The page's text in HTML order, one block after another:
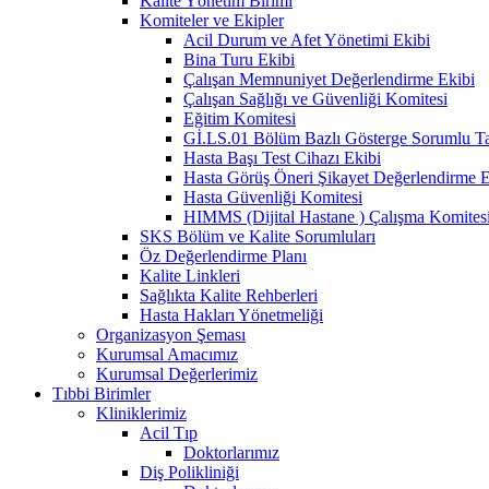
Komiteler ve Ekipler
Acil Durum ve Afet Yönetimi Ekibi
Bina Turu Ekibi
Çalışan Memnuniyet Değerlendirme Ekibi
Çalışan Sağlığı ve Güvenliği Komitesi
Eğitim Komitesi
Gİ.LS.01 Bölüm Bazlı Gösterge Sorumlu
Hasta Başı Test Cihazı Ekibi
Hasta Görüş Öneri Şikayet Değerlendirme
Hasta Güvenliği Komitesi
HIMMS (Dijital Hastane ) Çalışma Komitesi
SKS Bölüm ve Kalite Sorumluları
Öz Değerlendirme Planı
Kalite Linkleri
Sağlıkta Kalite Rehberleri
Hasta Hakları Yönetmeliği
Organizasyon Şeması
Kurumsal Amacımız
Kurumsal Değerlerimiz
Tıbbi Birimler
Kliniklerimiz
Acil Tıp
Doktorlarımız
Diş Polikliniği